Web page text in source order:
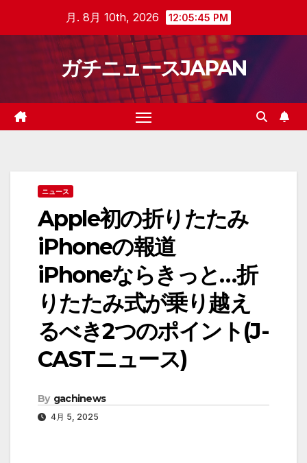
月. 8月 10th, 2026 12:05:46 PM
ガチニュースJAPAN
ニュース
Apple初の折りたたみ
iPhoneの報道
iPhoneならきっと…折
りたたみ式が乗り越え
るべき2つのポイント(J-
CASTニュース)
By gachinews
4月 5, 2025